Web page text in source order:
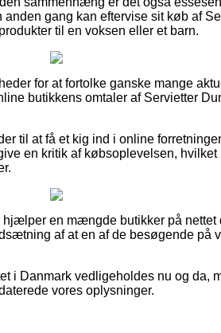
gang kan eftervise sit køb af
til en voksen eller et barn.
for at fortolke ganske mange
butikkens omtaler af Servietter
til at få et kig ind i online
en kritik af købsoplevelsen,
en mængde butikker på nettet
af at en af de besøgende på
i Danmark vedligeholdes nu og da,
vores oplysninger.